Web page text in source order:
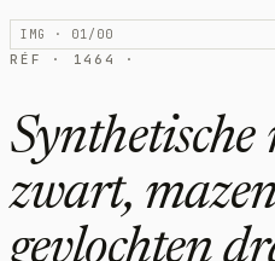
IMG · 01/00
RÉF · 1464 ·
Synthetische
zwart,